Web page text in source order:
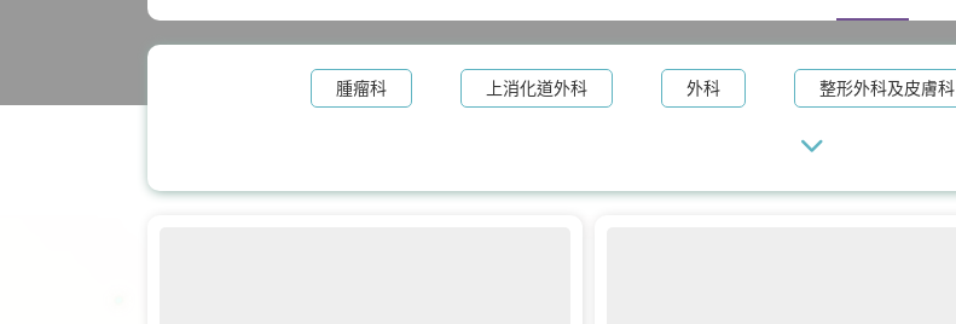
腫瘤科 上消化道外科 外科 整形外科及皮膚科
兒童內分泌科
骨科 眼科 眼科護理 甲狀腺外科